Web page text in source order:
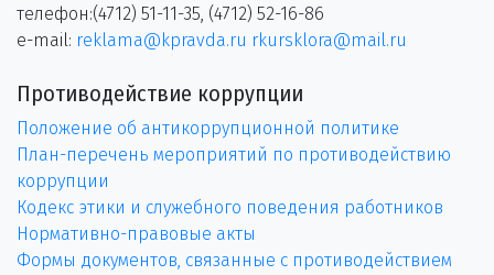
телефон:(4712) 51-11-35, (4712) 52-16-86
e-mail: reklama@kpravda.ru rkursklora@mail.ru
Противодействие коррупции
Положение об антикоррупционной политике
План-перечень мероприятий по противодействию
коррупции
Кодекс этики и служебного поведения работников
Нормативно-правовые акты
Формы документов, связанные с противодействием